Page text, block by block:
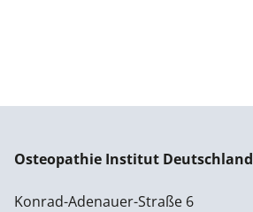
Osteopathie Institut Deutschland
Konrad-Adenauer-Straße 6